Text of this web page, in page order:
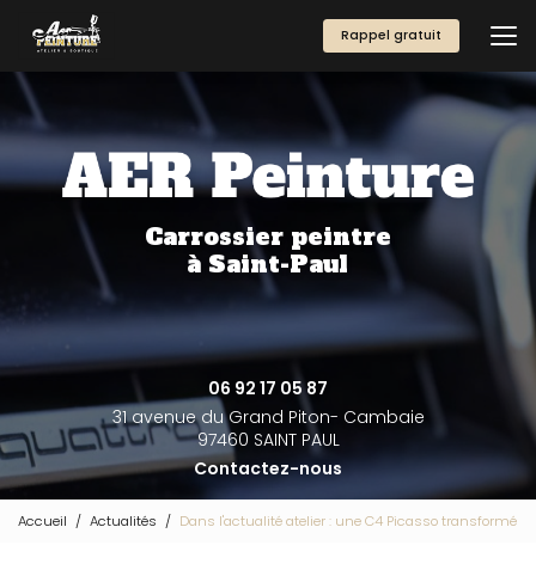
contenu
principal
Rappel gratuit
Carrossier peintre
à Saint-Paul
06 92 17 05 87
31 avenue du Grand Piton- Cambaie
97460 SAINT PAUL
Contactez-nous
Accueil Actualités Dans l'actualité atelier : une C4 Picasso transformé